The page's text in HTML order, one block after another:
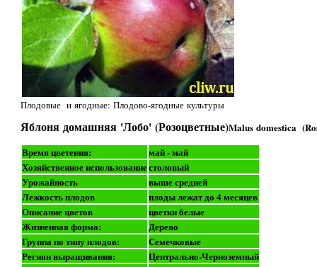
Плодовые и ягодные: Плодово-ягодные культуры
Яблоня домашняя 'Лобо' (Розоцветные)Malus domestica
Время цветения:
май - май
Хозяйственное использованиестоловый
Урожайность
выше средней
Лежкость плодов
плоды лежат до 4 месяцев
Описание цветов
цветки белые
Жизненная форма:
Дерево
Группа по типу плодов:
Семечковые
Регион выращивания:
Центрально-Черноземный